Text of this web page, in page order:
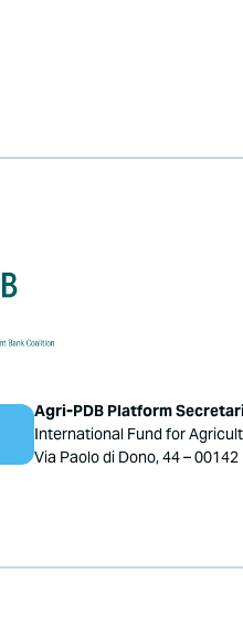
Agri-PDB Platform
International Fund for
Via Paolo di Dono, 44 – 00142